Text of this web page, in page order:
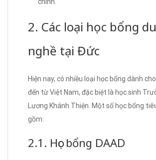
2. Các loại học bổng
nghề tại Đức
Hiện nay, có nhiều loại học bổng dành
đến từ Việt Nam, đặc biệt là học sinh
Lương Khánh Thiện. Một số học bổng
gồm:
2.1. Học bổng DAAD